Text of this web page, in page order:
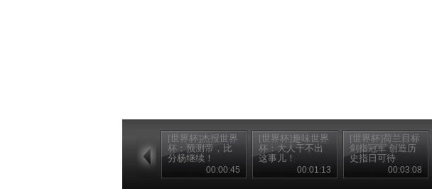
[世界杯]杰报世界
杯：预测帝，比
分杨继续！
00:00:45
[世界杯]趣味世界
杯：大人干不出
这事儿！
00:01:13
[世界杯]荷兰目标
剑指冠军 创造历
史指日可待
00:03:08